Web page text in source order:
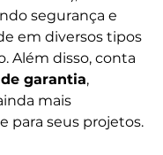
segurança e
em diversos tipos
Além disso, conta
garantia,
mais
para seus projetos.